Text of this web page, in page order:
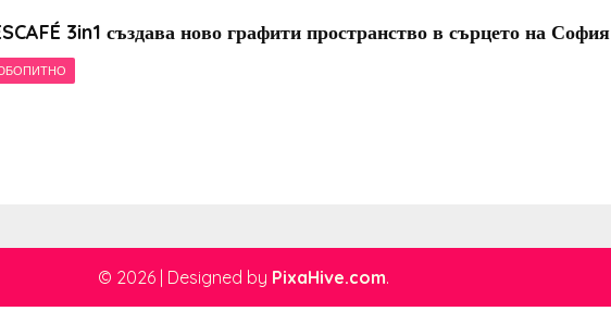
3in1 създава ново графити пространство в сърцето на София
© 2026 | Designed by PixaHive.com.